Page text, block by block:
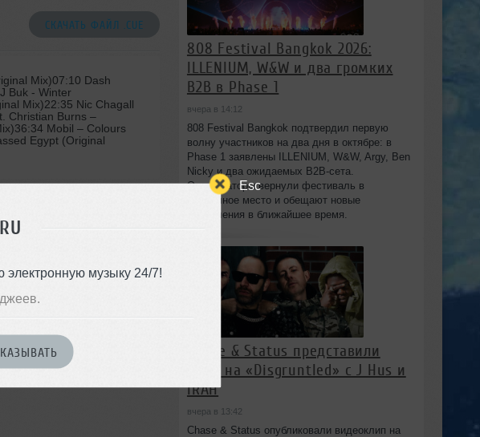
Esc
музыку 24/7!
СКАЧАТЬ ФАЙЛ .CUE
Mix)07:10 Dash
Buk - Winter
Mix)22:35 Nic Chagall
Christian Burns –
Mobil – Colours
Egypt (Original
Trance,Progressive
808 Festival Bangkok 2026:
ILLENIUM, W&W и два громких
B2B в Phase 1
вчера в 14:12
808 Festival Bangkok подтвердил первую
волну участников на два дня в октябре: в
Phase 1 заявлены ILLENIUM, W&W, Argy, Ben
Nicky и два ожидаемых B2B-сета.
Организаторы вернули фестиваль в
привычное место и обещают новые
объявления в ближайшее время.
Chase & Status представили
клип на «Disgruntled» с J Hus и
IRAH
вчера в 13:42
Chase & Status опубликовали видеоклип на